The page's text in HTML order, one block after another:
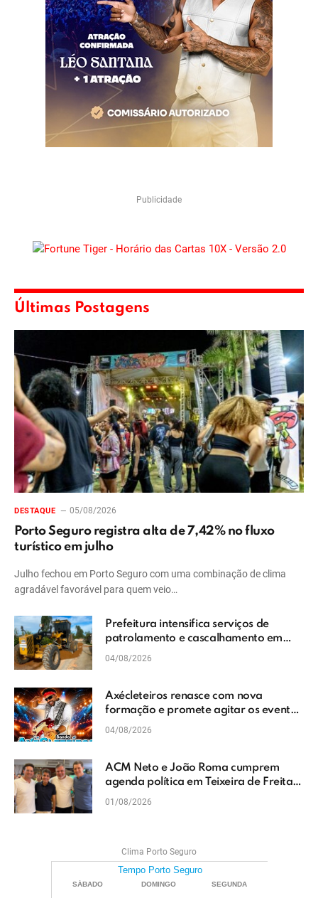
Publicidade
Últimas Postagens
DESTAQUE 05/08/2026
Porto Seguro registra alta de 7,42% no fluxo
turístico em julho
Julho fechou em Porto Seguro com uma combinação de clima
agradável favorável para quem veio…
Prefeitura intensifica serviços de
patrolamento e cascalhamento em
Vera Cruz
04/08/2026
Axécleteiros renasce com nova
formação e promete agitar os eventos
do Extremo Sul da Bahia
04/08/2026
ACM Neto e João Roma cumprem
agenda política em Teixeira de Freitas
e reforçam projeto para o Extremo Sul
01/08/2026
Clima Porto Seguro